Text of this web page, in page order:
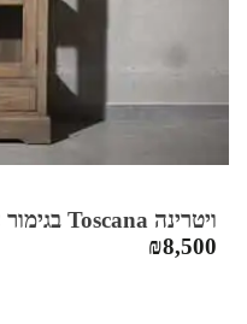
ויטרינה Toscana בגימור עץ טבעי
₪8,500